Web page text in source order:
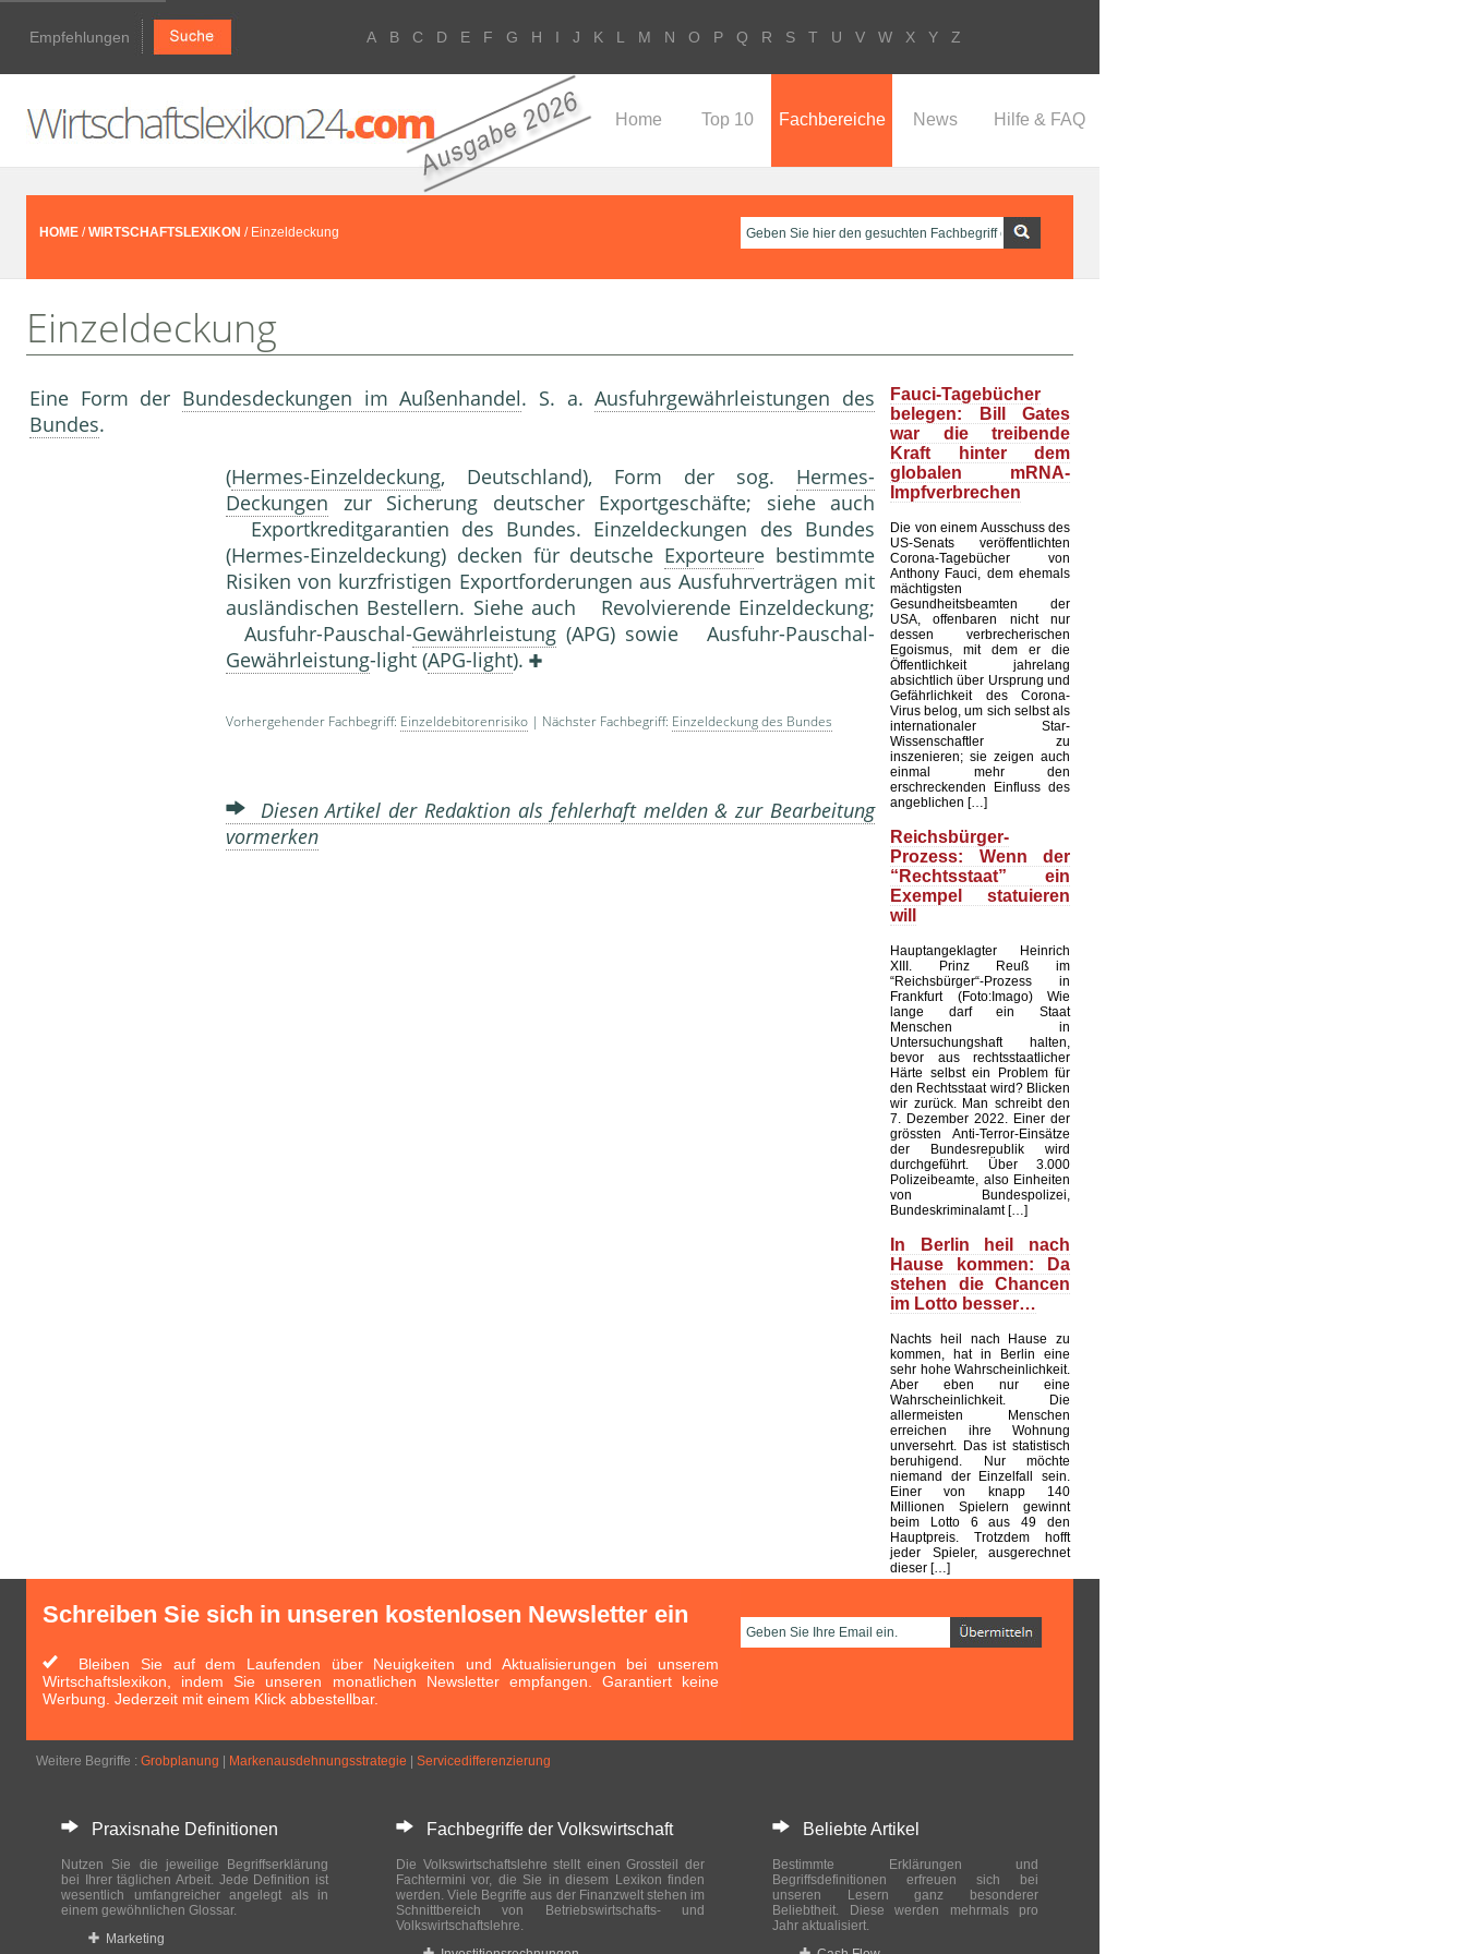
Empfehlungen A B C D E F G H I J K L M N O P Q R S T U V W X Y Z
Home Top 10 Fachbereiche News Hilfe & FAQ
HOME /WIRTSCHAFTSLEXIKON / Einzeldeckung
Einzeldeckung
Eine Form der Bundesdeckungen im Außenhandel. S. a.Ausfuhrgewährleistungen des
Bundes.
(Hermes-Einzeldeckung, Deutschland), Form der sog. Hermes-
Deckungen zur Sicherung deutscher Exportgeschäfte; siehe auch
Exportkreditgarantien des Bundes. Einzeldeckungen des Bundes
(Her­mes-Einzeldeckung) decken für deutsche Exporteure bestimmte
Risiken von kurzfristigen Exportforde­rungen aus Ausfuhrverträgen mit
ausländischen Bestellern. Siehe auch Revolvierende Einzelde­ckung;
Ausfuhr-Pauschal-Gewährleistung (APG) sowie Ausfuhr-Pauschal-
Gewährleistung-light (APG-light).
Vorhergehender Fachbegriff: Einzeldebitorenrisiko | Nächster Fachbegriff: Einzeldeckung des Bundes
Diesen Artikel der Redaktion als fehlerhaft melden & zur Bearbeitung
vormerken
Fauci-Tagebücher
belegen: Bill Gates
war die treibende
Kraft hinter dem
globalen mRNA-
Impfverbrechen
Die von einem Ausschuss des
US-Senats veröffentlichten
Corona-Tagebücher von
Anthony Fauci, dem ehemals
mächtigsten
Gesundheitsbeamten der
USA, offenbaren nicht nur
dessen verbrecherischen
Egoismus, mit dem er die
Öffentlichkeit jahrelang
absichtlich über Ursprung und
Gefährlichkeit des Corona-
Virus belog, um sich selbst als
internationaler Star-
Wissenschaftler zu
inszenieren; sie zeigen auch
einmal mehr den
erschreckenden Einfluss des
angeblichen […]
Reichsbürger-
Prozess: Wenn der
“Rechtsstaat” ein
Exempel statuieren
will
Hauptangeklagter Heinrich
XIII. Prinz Reuß im
“Reichsbürger“-Prozess in
Frankfurt (Foto:Imago) Wie
lange darf ein Staat
Menschen in
Untersuchungshaft halten,
bevor aus rechtsstaatlicher
Härte selbst ein Problem für
den Rechtsstaat wird? Blicken
wir zurück. Man schreibt den
7. Dezember 2022. Einer der
grössten Anti-Terror-Einsätze
der Bundesrepublik wird
durchgeführt. Über 3.000
Polizeibeamte, also Einheiten
von Bundespolizei,
Bundeskriminalamt […]
In Berlin heil nach
Hause kommen: Da
stehen die Chancen
im Lotto besser…
Nachts heil nach Hause zu
kommen, hat in Berlin eine
sehr hohe Wahrscheinlichkeit.
Aber eben nur eine
Wahrscheinlichkeit. Die
allermeisten Menschen
erreichen ihre Wohnung
unversehrt. Das ist statistisch
beruhigend. Nur möchte
niemand der Einzelfall sein.
Einer von knapp 140
Millionen Spielern gewinnt
beim Lotto 6 aus 49 den
Hauptpreis. Trotzdem hofft
jeder Spieler, ausgerechnet
dieser […]
Schreiben Sie sich in unseren kostenlosen Newsletter ein
Bleiben Sie auf dem Laufenden über Neuigkeiten und Aktualisierungen bei unserem
Wirtschaftslexikon, indem Sie unseren monatlichen Newsletter empfangen. Garantiert keine
Werbung. Jederzeit mit einem Klick abbestellbar.
Weitere Begriffe : Grobplanung Markenausdehnungsstrategie Servicedifferenzierung
Praxisnahe Definitionen
Nutzen Sie die jeweilige Begriffserklärung
bei Ihrer täglichen Arbeit. Jede Definition ist
wesentlich umfangreicher angelegt als in
einem gewöhnlichen Glossar.
Marketing
Fachbegriffe der Volkswirtschaft
Die Volkswirtschaftslehre stellt einen Grossteil der
Fachtermini vor, die Sie in diesem Lexikon finden
werden. Viele Begriffe aus der Finanzwelt stehen im
Schnittbereich von Betriebswirtschafts- und
Volkswirtschaftslehre.
Beliebte Artikel
Bestimmte Erklärungen und
Begriffsdefinitionen erfreuen sich bei
unseren Lesern ganz besonderer
Beliebtheit. Diese werden mehrmals pro
Jahr aktualisiert.